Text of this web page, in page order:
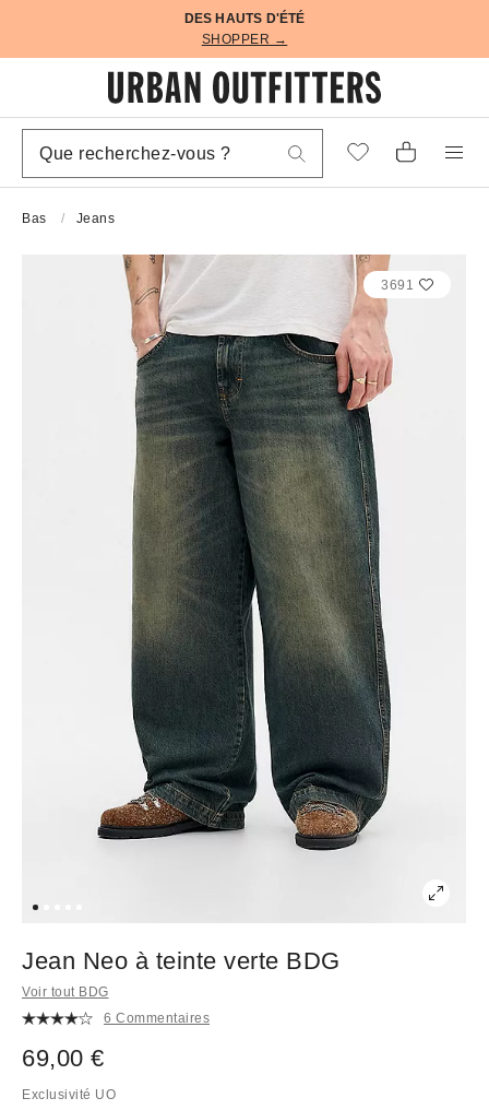
DES HAUTS D'ÉTÉ
SHOPPER →
Bas Jeans
3691
Jean Neo à teinte verte BDG
Voir tout BDG
6 Commentaires
69,00 €
Exclusivité UO